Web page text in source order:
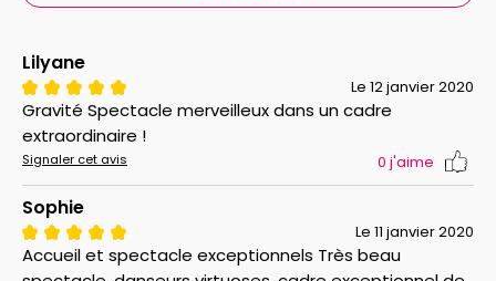
Lilyane
Le 12 janvier 2020
Gravité Spectacle merveilleux dans un cadre
extraordinaire !
Signaler cet avis 0 j'aime
Sophie
Le 11 janvier 2020
Accueil et spectacle exceptionnels Très beau